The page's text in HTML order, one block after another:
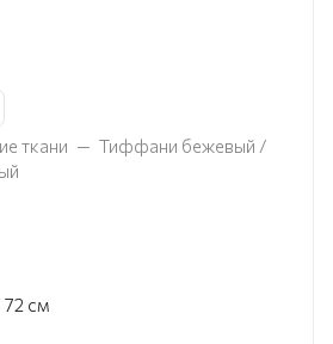
ткани — Тиффани бежевый /
72 см